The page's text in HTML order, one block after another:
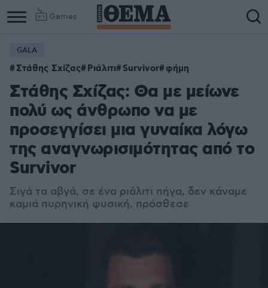
Games
GALA
Στάθης Σχίζας Ριάλιτι Survivor φήμη
Στάθης Σχίζας: Θα με μείωνε
πολύ ως άνθρωπο να με
προσεγγίσει μια γυναίκα λόγω
της αναγνωρισιμότητας από το
Survivor
Σιγά τα αβγά, σε ένα ριάλιτι πήγα, δεν κάναμε
καμιά πυρηνική φυσική, πρόσθεσε